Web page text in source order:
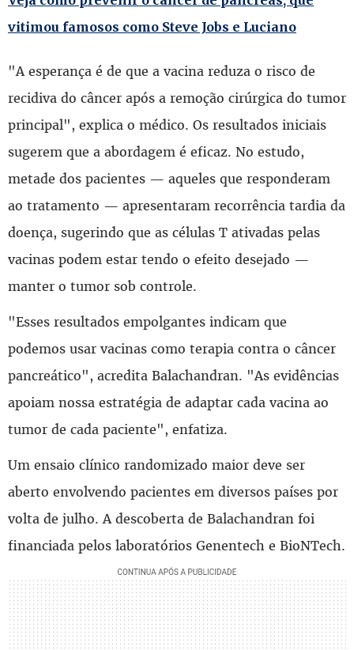
vitimou famosos como Steve Jobs e Luciano
"A esperança é de que a vacina reduza o risco de
recidiva do câncer após a remoção cirúrgica do tumor
principal", explica o médico. Os resultados iniciais
sugerem que a abordagem é eficaz. No estudo,
metade dos pacientes — aqueles que responderam
ao tratamento — apresentaram recorrência tardia da
doença, sugerindo que as células T ativadas pelas
vacinas podem estar tendo o efeito desejado —
manter o tumor sob controle.
"Esses resultados empolgantes indicam que
podemos usar vacinas como terapia contra o câncer
pancreático", acredita Balachandran. "As evidências
apoiam nossa estratégia de adaptar cada vacina ao
tumor de cada paciente", enfatiza.
Um ensaio clínico randomizado maior deve ser
aberto envolvendo pacientes em diversos países por
volta de julho. A descoberta de Balachandran foi
financiada pelos laboratórios Genentech e BioNTech.